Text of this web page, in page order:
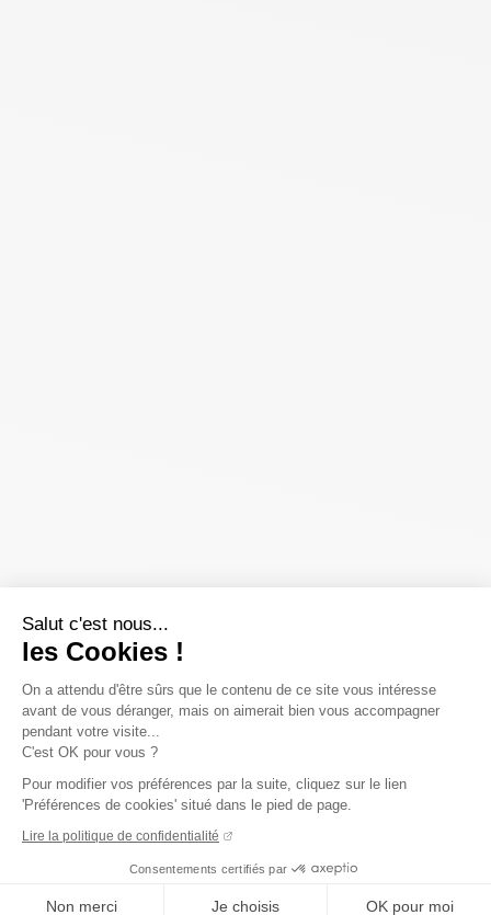
Salut c'est nous...
les Cookies !
On a attendu d'être sûrs que le contenu de ce site vous intéresse
avant de vous déranger, mais on aimerait bien vous accompagner
pendant votre visite...
C'est OK pour vous ?
Pour modifier vos préférences par la suite, cliquez sur le lien
'Préférences de cookies' situé dans le pied de page.
Lire la politique de confidentialité
Consentements certifiés par
Non merci Je choisis OK pour moi